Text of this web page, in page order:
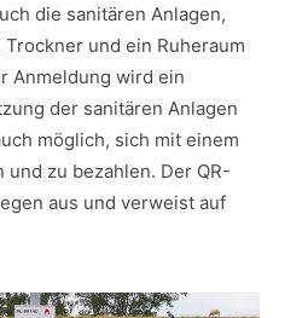
die sanitären Anlagen,
und ein Ruheraum
Anmeldung wird ein
der sanitären Anlagen
möglich, sich mit einem
und zu bezahlen. Der QR-
aus und verweist auf